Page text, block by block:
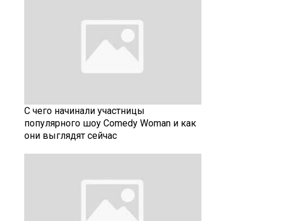
С чего начинали участницы
популярного шоу Comedy Woman и как
они выглядят сейчас